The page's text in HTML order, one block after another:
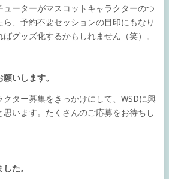
ューターがマスコットキャラクターのつ
、予約不要セッションの目印にもなり
グッズ化するかもしれません（笑）。
いします。
ター募集をきっかけにして、WSDに興
います。たくさんのご応募をお待ちし
た。